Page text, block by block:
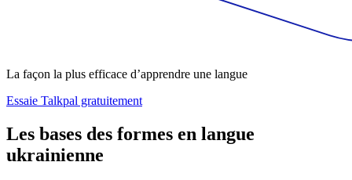
La façon la plus efficace d’apprendre une langue
Essaie Talkpal gratuitement
Les bases des formes en langue
ukrainienne